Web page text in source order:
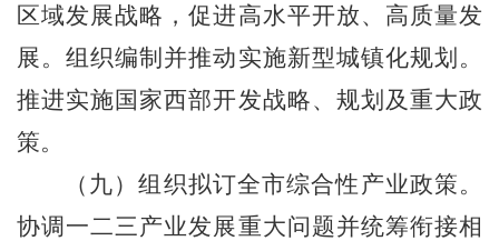
区域发展战略，促进高水平开放、高质量发
展。组织编制并推动实施新型城镇化规划。
推进实施国家西部开发战略、规划及重大政
策。
（九）组织拟订全市综合性产业政策。
协调一二三产业发展重大问题并统筹衔接相